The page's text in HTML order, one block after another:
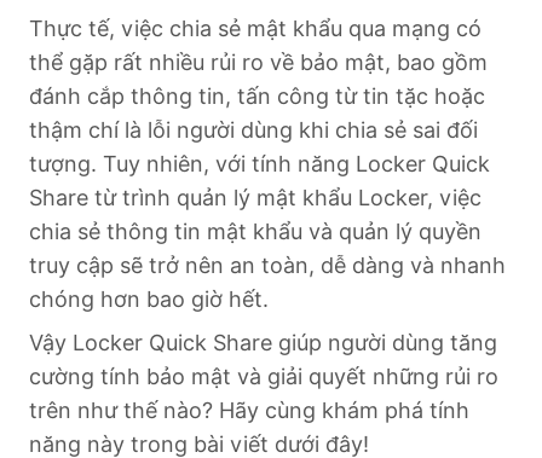
Thực tế, việc chia sẻ mật khẩu qua mạng có
thể gặp rất nhiều rủi ro về bảo mật, bao gồm
đánh cắp thông tin, tấn công từ tin tặc hoặc
thậm chí là lỗi người dùng khi chia sẻ sai đối
tượng. Tuy nhiên, với tính năng Locker Quick
Share từ trình quản lý mật khẩu Locker, việc
chia sẻ thông tin mật khẩu và quản lý quyền
truy cập sẽ trở nên an toàn, dễ dàng và nhanh
chóng hơn bao giờ hết.
Vậy Locker Quick Share giúp người dùng tăng
cường tính bảo mật và giải quyết những rủi ro
trên như thế nào? Hãy cùng khám phá tính
năng này trong bài viết dưới đây!